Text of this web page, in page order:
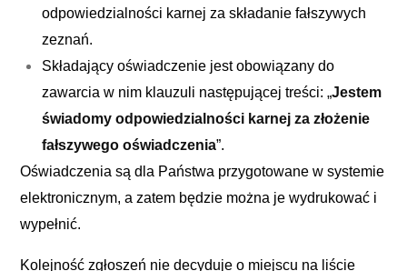
odpowiedzialności karnej za składanie fałszywych
zeznań.
Składający oświadczenie jest obowiązany do
zawarcia w nim klauzuli następującej treści: „Jestem
świadomy odpowiedzialności karnej za złożenie
fałszywego oświadczenia”.
Oświadczenia są dla Państwa przygotowane w systemie
elektronicznym, a zatem będzie można je wydrukować i
wypełnić.
Kolejność zgłoszeń nie decyduje o miejscu na liście